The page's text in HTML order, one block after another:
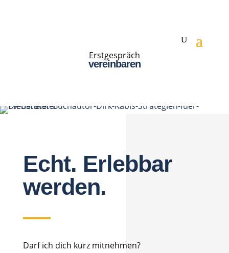
Erstgespräch
vereinbaren
Echt. Erlebbar
werden.
Darf ich dich kurz mitnehmen?